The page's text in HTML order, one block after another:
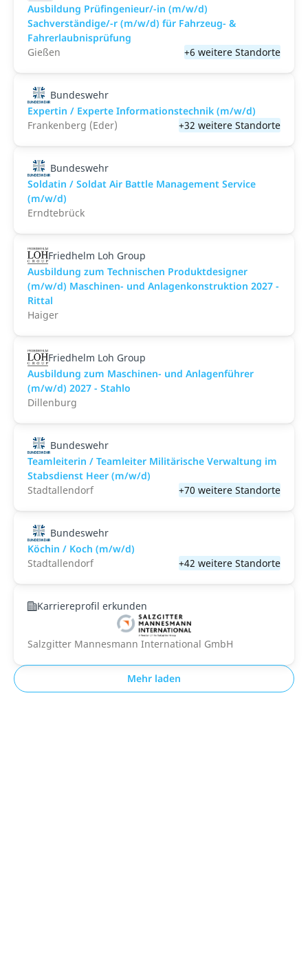
Ausbildung Prüfingenieur/-in (m/w/d)
Sachverständige/-r (m/w/d) für Fahrzeug- &
Fahrerlaubnisprüfung
Gießen
+6 weitere Standorte
Bundeswehr
Expertin / Experte Informationstechnik (m/w/d)
Frankenberg (Eder)
+32 weitere Standorte
Bundeswehr
Soldatin / Soldat Air Battle Management Service
(m/w/d)
Erndtebrück
Friedhelm Loh Group
Ausbildung zum Technischen Produktdesigner
(m/w/d) Maschinen- und Anlagenkonstruktion 2027 -
Rittal
Haiger
Friedhelm Loh Group
Ausbildung zum Maschinen- und Anlagenführer
(m/w/d) 2027 - Stahlo
Dillenburg
Bundeswehr
Teamleiterin / Teamleiter Militärische Verwaltung im
Stabsdienst Heer (m/w/d)
Stadtallendorf
+70 weitere Standorte
Bundeswehr
Köchin / Koch (m/w/d)
Stadtallendorf
+42 weitere Standorte
Karriereprofil erkunden
Salzgitter Mannesmann International GmbH
Mehr laden